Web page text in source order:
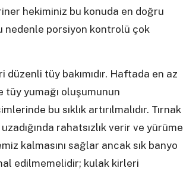
hekiminiz bu konuda en doğru
nedenle porsiyon kontrolü çok
düzenli tüy bakımıdır. Haftada en az
tüy yumağı oluşumunun
bu sıklık artırılmalıdır. Tırnak
rahatsızlık verir ve yürüme
kalmasını sağlar ancak sık banyo
edilmemelidir; kulak kirleri